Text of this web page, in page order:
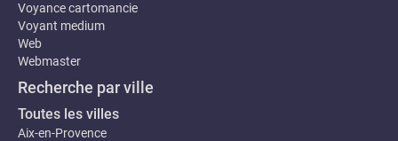
Voyance cartomancie
Voyant medium
Web
Webmaster
Recherche par ville
Toutes les villes
Aix-en-Provence